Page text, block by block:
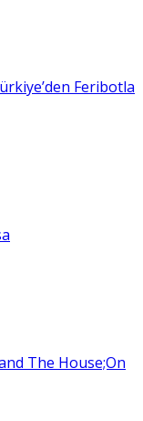
Feribotla
The House;On